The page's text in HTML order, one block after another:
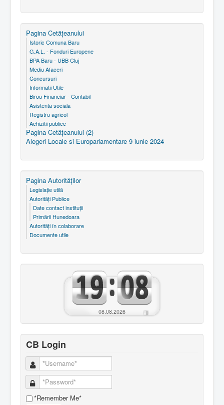
Pagina Cetăţeanului
Istoric Comuna Baru
G.A.L. - Fonduri Europene
BPA Baru - UBB Cluj
Mediu Afaceri
Concursuri
Informatii Utile
Birou Financiar - Contabil
Asistenta sociala
Registru agricol
Achizitii publice
Pagina Cetăţeanului (2)
Alegeri Locale si Europarlamentare 9 iunie 2024
Pagina Autorităţilor
Legislaţie utilă
Autorităţi Publice
Date contact instituţii
Primării Hunedoara
Autorităţi în colaborare
Documente utile
08.08.2026
CB Login
*Remember Me*